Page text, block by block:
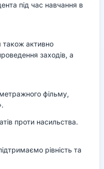
під час навчання в
також активно
заходів, а
фільму,
проти насильства.
рівність та